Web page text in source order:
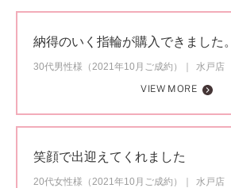
納得のいく指輪が購入できました。
30代男性様（2021年10月ご成約）
水戸店
VIEW MORE
笑顔で出迎えてくれました
20代女性様（2021年10月ご成約）
水戸店